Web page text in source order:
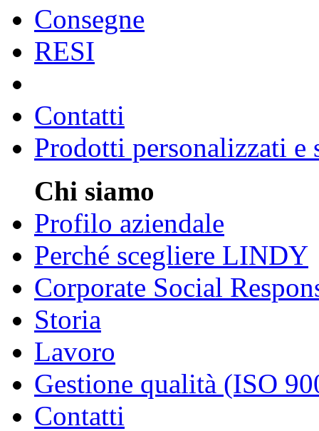
Consegne
RESI
Contatti
Prodotti personalizzati e
Chi siamo
Profilo aziendale
Perché scegliere LINDY
Corporate Social
Storia
Lavoro
Gestione qualità (ISO
Contatti